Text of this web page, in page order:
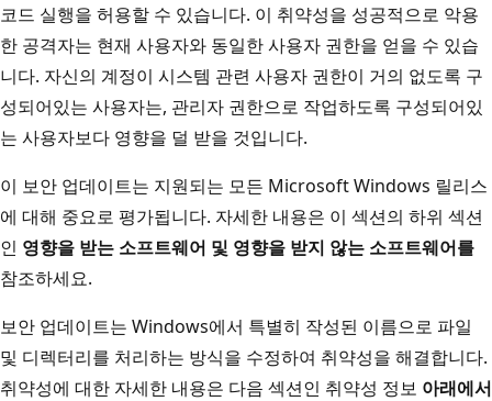
코드 실행을 허용할 수 있습니다. 이 취약성을 성공적으로 악용
한 공격자는 현재 사용자와 동일한 사용자 권한을 얻을 수 있습
니다. 자신의 계정이 시스템 관련 사용자 권한이 거의 없도록 구
성되어있는 사용자는, 관리자 권한으로 작업하도록 구성되어있
는 사용자보다 영향을 덜 받을 것입니다.
이 보안 업데이트는 지원되는 모든 Microsoft Windows 릴리스
에 대해 중요로 평가됩니다. 자세한 내용은 이 섹션의 하위 섹션
인 영향을 받는 소프트웨어 및 영향을 받지 않는 소프트웨어를
참조하세요.
보안 업데이트는 Windows에서 특별히 작성된 이름으로 파일
및 디렉터리를 처리하는 방식을 수정하여 취약성을 해결합니다.
취약성에 대한 자세한 내용은 다음 섹션인 취약성 정보 아래에서